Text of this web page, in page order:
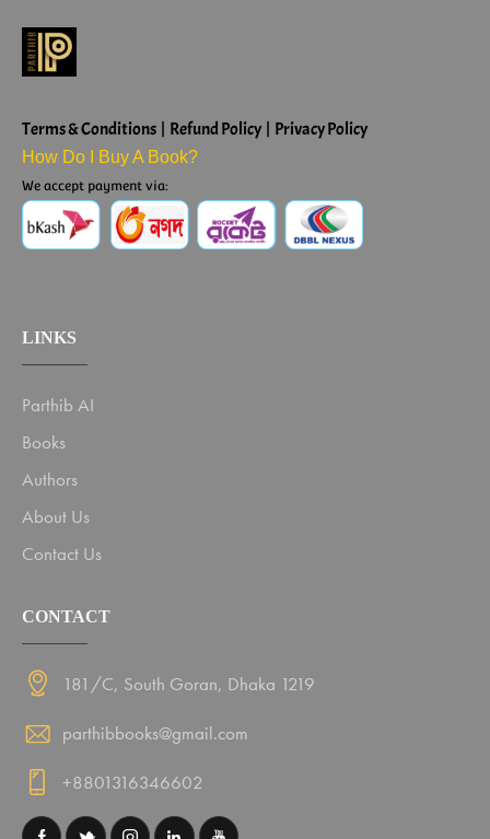
Terms & Conditions | Refund Policy | Privacy Policy
How Do I Buy A Book?
We accept payment via:
LINKS
Parthib AI
Books
Authors
About Us
Contact Us
CONTACT
181/C, South Goran, Dhaka 1219
parthibbooks@gmail.com
+8801316346602